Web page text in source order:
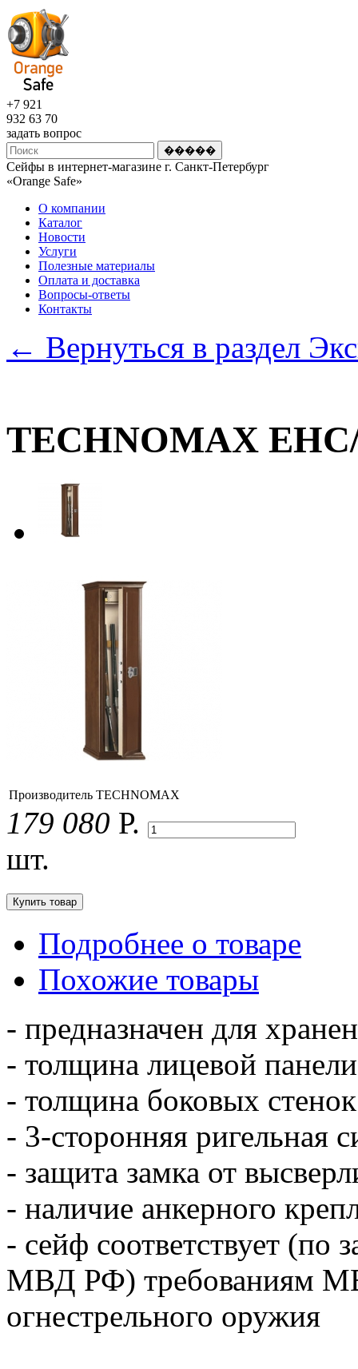
+7 921
932 63 70
задать вопрос
Сейфы в интернет-магазине г. Санкт-Петербург
«Оrange Safe»
О компании
Каталог
Новости
Услуги
Полезные материалы
Оплата и доставка
Вопросы-ответы
Контакты
← Вернуться в раздел
TECHNOMAX
Производитель TECHNOMAX
179 080 Р.
шт.
Подробнее о товаре
Похожие товары
- предназначен для
- толщина лицевой
- толщина боковых
- 3-сторонняя ригельная
- защита замка от
- наличие анкерного
- сейф соответствует
МВД РФ) требованиям
огнестрельного оружия